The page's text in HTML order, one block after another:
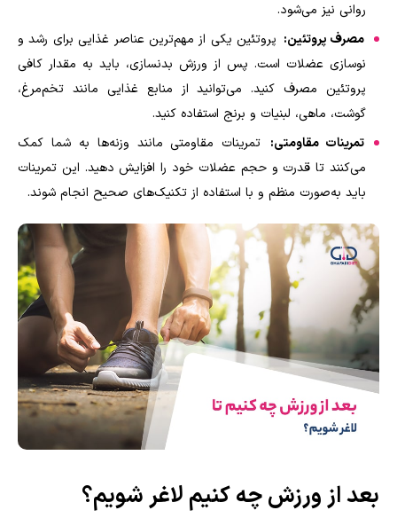
روانی نیز می‌شود.
مصرف پروتئین: پروتئین یکی از مهم‌ترین عناصر غذایی برای رشد و
نوسازی عضلات است. پس از ورزش بدنسازی، باید به مقدار کافی
پروتئین مصرف کنید. می‌توانید از منابع غذایی مانند تخم‌مرغ،
گوشت، ماهی، لبنیات و برنج استفاده کنید.
تمرینات مقاومتی: تمرینات مقاومتی مانند وزنه‌ها به شما کمک
می‌کنند تا قدرت و حجم عضلات خود را افزایش دهید. این تمرینات
باید به‌صورت منظم و با استفاده از تکنیک‌های صحیح انجام شوند.
بعد از ورزش چه کنیم لاغر شویم؟